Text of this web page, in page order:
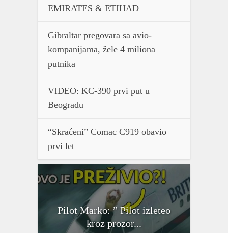
EMIRATES & ETIHAD
Gibraltar pregovara sa avio-
kompanijama, žele 4 miliona
putnika
VIDEO: KC-390 prvi put u
Beogradu
“Skraćeni” Comac C919 obavio
prvi let
Pilot Marko: ” Pilot izleteo
kroz prozor...